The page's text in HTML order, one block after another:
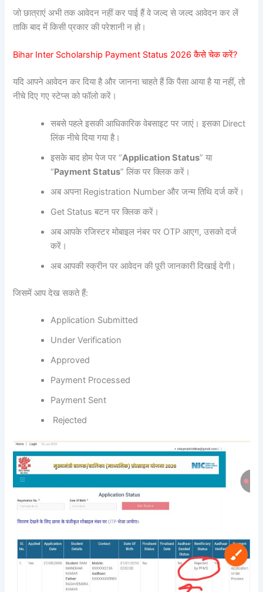
जो छात्राएं अभी तक आवेदन नहीं कर पाई हैं वे जल्द से जल्द आवेदन कर लें
ताकि बाद में किसी प्रकार की परेशानी न हो।
Bihar Inter Scholarship Payment Status 2026 कैसे चेक करें?
यदि आपने आवेदन कर दिया है और जानना चाहते हैं कि पैसा आया है या नहीं, तो
नीचे दिए गए स्टेप्स को फॉलो करें।
सबसे पहले इसकी आधिकारिक वेबसाइट पर जाएं। इसका Direct
लिंक नीचे दिया गया है।
इसके बाद होम पेज पर “Application Status” या
“Payment Status” लिंक पर क्लिक करें।
अब अपना Registration Number और जन्म तिथि दर्ज करें।
Get Status बटन पर क्लिक करें।
अब आपके रजिस्टर मोबाइल नंबर पर OTP आएग, उसको दर्ज
करें।
अब आपकी स्क्रीन पर आवेदन की पूरी जानकारी दिखाई देगी।
जिसमें आप देख सकते हैं:
Application Submitted
Under Verification
Approved
Payment Processed
Payment Sent
Rejected